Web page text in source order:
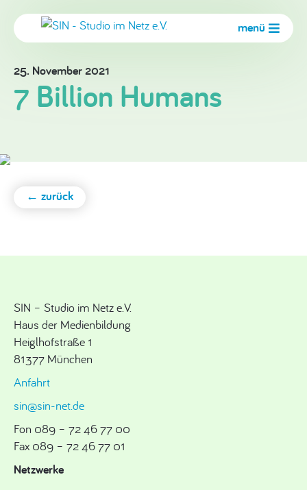
menü
25. November 2021
7 Billion Humans
← zurück
SIN – Studio im Netz e.V.
Haus der Medienbildung
Heiglhofstraße 1
81377 München
Anfahrt
sin@sin-net.de
Fon 089 – 72 46 77 00
Fax 089 – 72 46 77 01
Netzwerke